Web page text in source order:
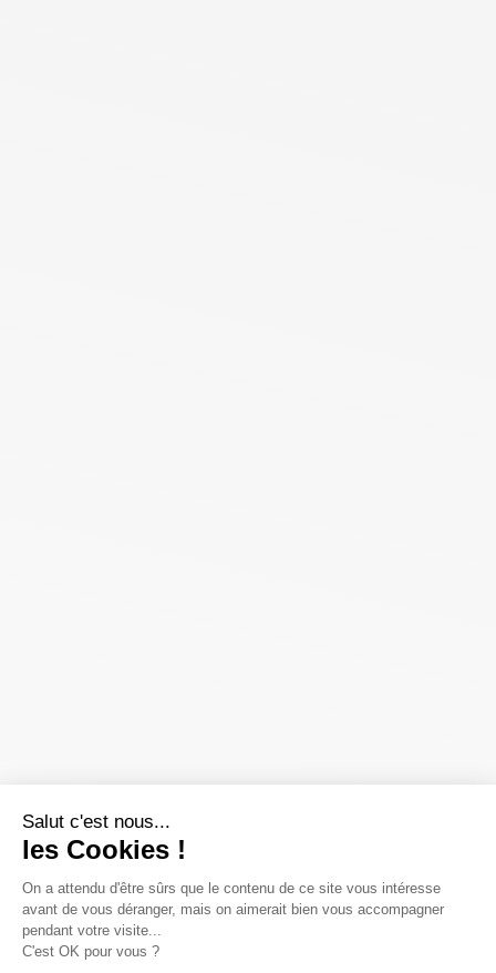
Salut c'est nous...
les Cookies !
On a attendu d'être sûrs que le contenu de ce site vous intéresse
avant de vous déranger, mais on aimerait bien vous accompagner
pendant votre visite...
C'est OK pour vous ?